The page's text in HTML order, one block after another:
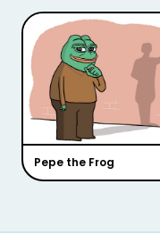
Pepe the Frog